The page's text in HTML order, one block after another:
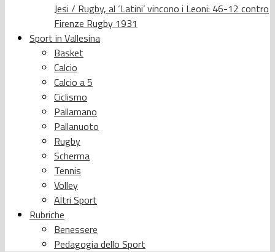
Jesi / Rugby, al ‘Latini’ vincono i Leoni: 46-12 contro
Firenze Rugby 1931
Sport in Vallesina
Basket
Calcio
Calcio a 5
Ciclismo
Pallamano
Pallanuoto
Rugby
Scherma
Tennis
Volley
Altri Sport
Rubriche
Benessere
Pedagogia dello Sport